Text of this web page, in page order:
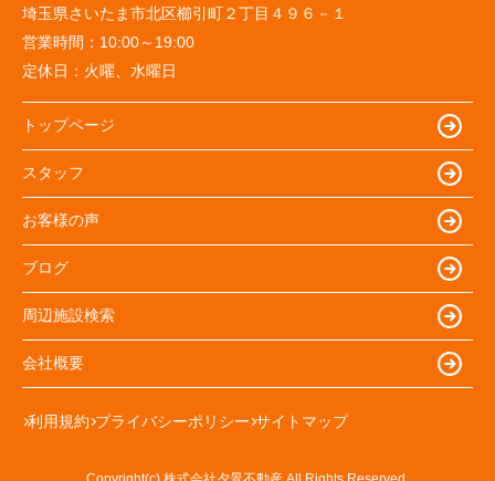
埼玉県さいたま市北区櫛引町２丁目４９６－１
営業時間： 10:00～19:00
定休日： 火曜、水曜日
トップページ
スタッフ
お客様の声
ブログ
周辺施設検索
会社概要
利用規約 プライバシーポリシー サイトマップ